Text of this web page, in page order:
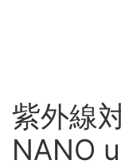
紫外線
NANO